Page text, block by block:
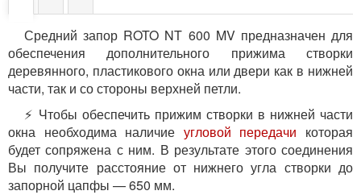
Средний запор ROTO NT 600 MV предназначен для
обеспечения дополнительного прижима створки
деревянного, пластикового окна или двери как в нижней
части, так и со стороны верхней петли.
⚡ Чтобы обеспечить прижим створки в нижней части
окна необходима наличие угловой передачи которая
будет сопряжена с ним. В результате этого соединения
Вы получите расстояние от нижнего угла створки до
запорной цапфы — 650 мм.